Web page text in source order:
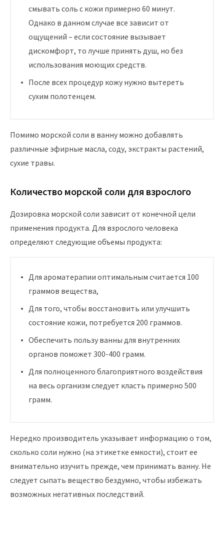
смывать соль с кожи примерно 60 минут.
Однако в данном случае все зависит от
ощущений – если состояние вызывает
дискомфорт, то лучше принять душ, но без
использования моющих средств.
После всех процедур кожу нужно вытереть
сухим полотенцем.
Помимо морской соли в ванну можно добавлять
различные эфирные масла, соду, экстракты растений,
сухие травы.
Количество морской соли для взрослого
Дозировка морской соли зависит от конечной цели
применения продукта. Для взрослого человека
определяют следующие объемы продукта:
Для ароматерапии оптимальным считается 100
граммов вещества,
Для того, чтобы восстановить или улучшить
состояние кожи, потребуется 200 граммов.
Обеспечить пользу ванны для внутренних
органов поможет 300-400 грамм.
Для полноценного благоприятного воздействия
на весь организм следует класть примерно 500
грамм.
Нередко производитель указывает информацию о том,
сколько соли нужно (на этикетке емкости), стоит ее
внимательно изучить прежде, чем принимать ванну. Не
следует сыпать вещество бездумно, чтобы избежать
возможных негативных последствий.